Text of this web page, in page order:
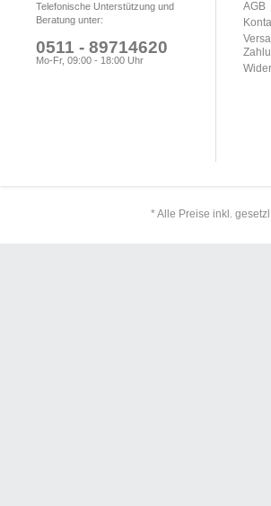
Telefonische Unterstützung und
Beratung unter:
0511 - 89714620
Mo-Fr, 09:00 - 18:00 Uhr
AGB
* Alle Preise inkl.